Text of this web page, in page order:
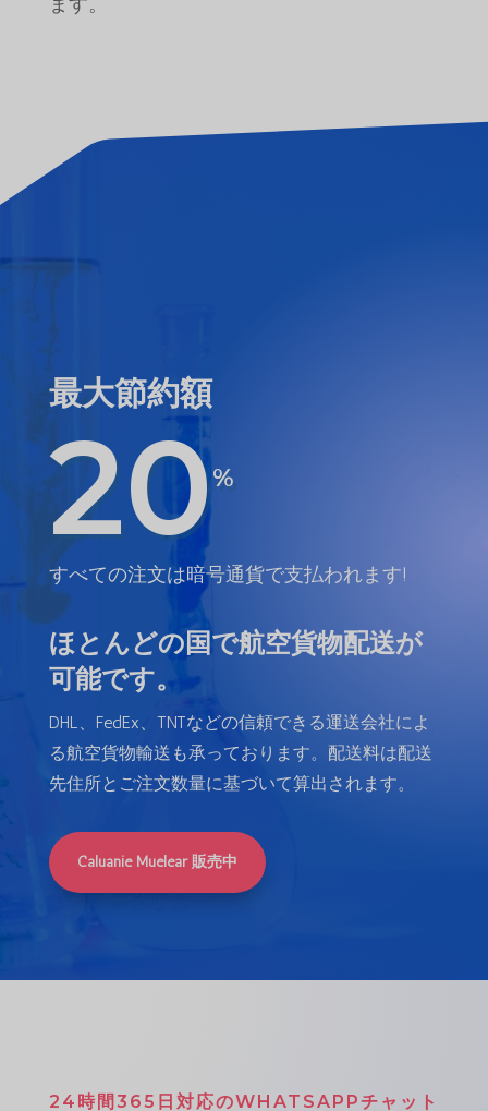
最大節約額
20%
すべての注文は暗号通貨で支払われます!
ほとんどの国で航空貨物配送が
可能です。
DHL、FedEx、TNTなどの信頼できる運送会社によ
る航空貨物輸送も承っております。配送料は配送
先住所とご注文数量に基づいて算出されます。
Caluanie Muelear 販売中
24時間365日対応のWHATSAPPチャット